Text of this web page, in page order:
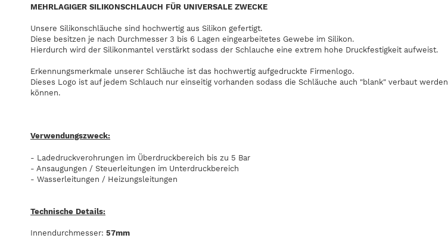
MEHRLAGIGER SILIKONSCHLAUCH FÜR UNIVERSALE ZWECKE
Unsere Silikonschläuche sind hochwertig aus Silikon gefertigt.
Diese besitzen je nach Durchmesser 3 bis 6 Lagen eingearbeitetes Gewebe im Silikon.
Hierdurch wird der Silikonmantel verstärkt sodass der Schlauche eine extrem hohe Druckfestigkeit aufweist.
Erkennungsmerkmale unserer Schläuche ist das hochwertig aufgedruckte Firmenlogo.
Dieses Logo ist auf jedem Schlauch nur einseitig vorhanden sodass die Schläuche auch "blank" verbaut werden
können.
Verwendungszweck:
- Ladedruckverohrungen im Überdruckbereich bis zu 5 Bar
- Ansaugungen / Steuerleitungen im Unterdruckbereich
- Wasserleitungen / Heizungsleitungen
Technische Details:
Innendurchmesser: 57mm